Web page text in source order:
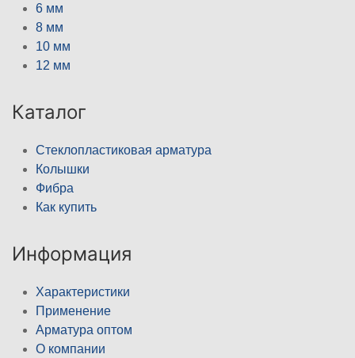
6 мм
8 мм
10 мм
12 мм
Каталог
Стеклопластиковая арматура
Колышки
Фибра
Как купить
Информация
Характеристики
Применение
Арматура оптом
О компании